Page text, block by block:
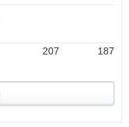
207 187